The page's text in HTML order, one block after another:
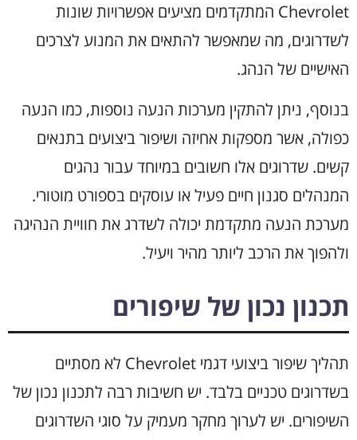
Chevrolet המתקדמים מציעים אפשרויות שונות
לשדרוגים, מה שמאפשר להתאים את המנוע לצרכים
האישיים של הנהג.
בנוסף, ניתן להתקין מערכות הנעה נוספות, כמו הנעה
כפולה, אשר מספקות אחיזה ושיפור ביצועים בתנאים
קשים. שדרוגים אלו חשובים במיוחד עבור נהגים
המנהלים סגנון חיים פעיל או עוסקים בספורט מוטורי.
מערכת הנעה מתקדמת יכולה לשדרג את חוויית הנהיגה
ולהפוך את הרכב ליותר מהיר ויעיל.
תכנון נכון של שיפורים
תהליך שיפור ביצועי דגמי Chevrolet לא מסתיים
בשדרוגים טכניים בלבד. יש חשיבות רבה לתכנון נכון של
השיפורים. יש לערוך מחקר מעמיק על סוגי השדרוגים